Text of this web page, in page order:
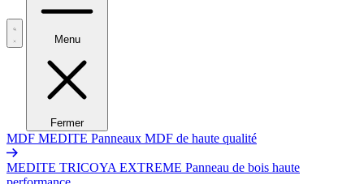
Menu
Fermer
MDF MEDITE Panneaux MDF de haute qualité
MEDITE TRICOYA EXTREME Panneau de bois haute